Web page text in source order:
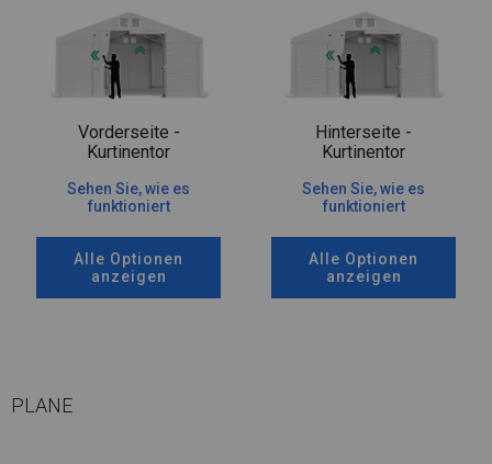
Vorderseite -
Kurtinentor
Sehen Sie, wie es
funktioniert
Alle Optionen
anzeigen
Hinterseite -
Kurtinentor
Sehen Sie, wie es
funktioniert
Alle Optionen
anzeigen
PLANE